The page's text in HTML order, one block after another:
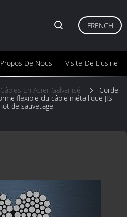
De Nous Visite De L'usine
FRENCH
Câbles En Acier Galvanisé
Corde
flexible du câble métallique JIS
de sauvetage